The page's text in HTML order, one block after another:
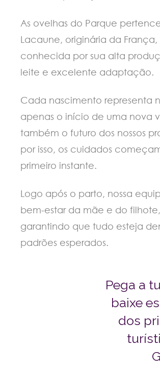
As ovelhas do Parque
Lacaune, originária da França,
conhecida por sua alta
leite e excelente adaptação.
Cada nascimento representa
apenas o início de uma nova
também o futuro dos nossos
por isso, os cuidados
primeiro instante.
Logo após o parto, nossa
bem-estar da mãe e do filhote,
garantindo que tudo esteja
padrões esperados.
Pega a
baixe
dos